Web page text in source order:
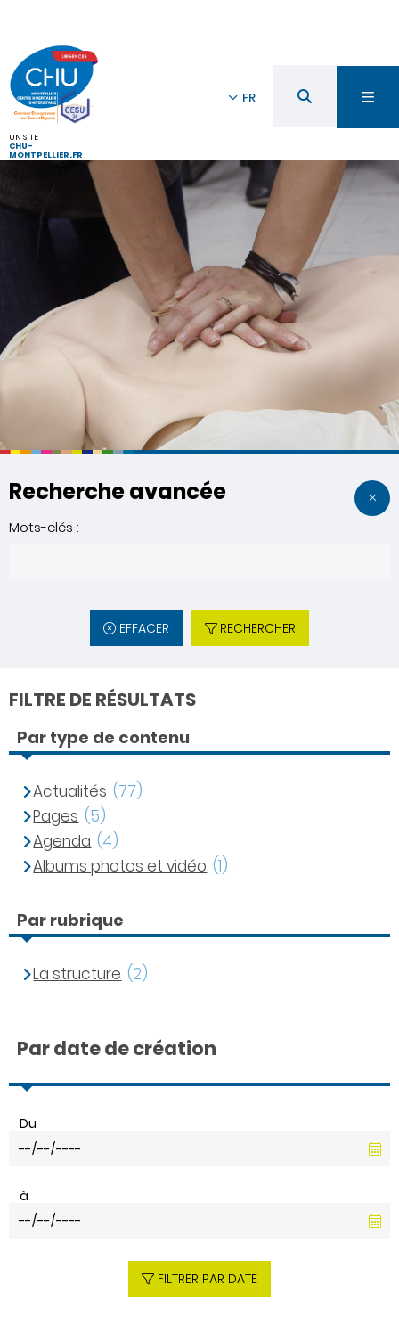
UN SITE
CHU-
MONTPELLIER.FR
FR
Recherche avancée
Mots-clés :
EFFACER RECHERCHER
FILTRE DE RÉSULTATS
Par type de contenu
Actualités (77)
Pages (5)
Agenda (4)
Albums photos et vidéo (1)
Par rubrique
La structure (2)
Par date de création
Du
à
FILTRER PAR DATE